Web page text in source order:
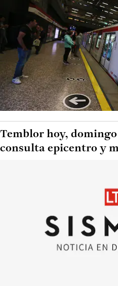
Temblor hoy,
consulta epicentro y